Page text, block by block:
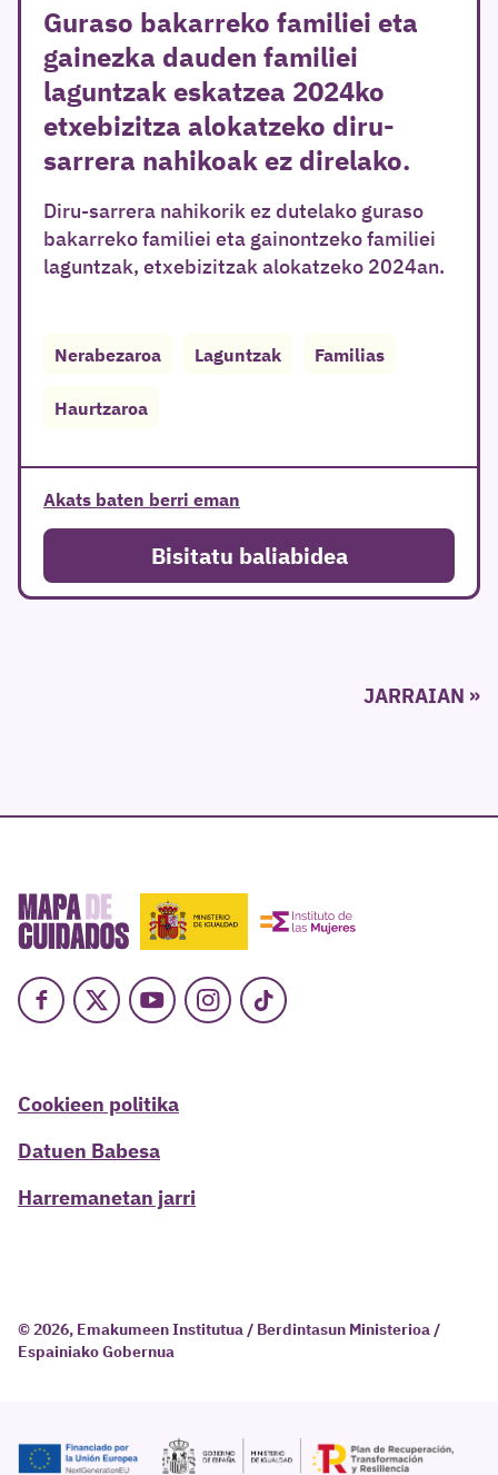
Guraso bakarreko familiei eta
gainezka dauden familiei
laguntzak eskatzea 2024ko
etxebizitza alokatzeko diru-
sarrera nahikoak ez direlako.
Diru-sarrera nahikorik ez dutelako guraso
bakarreko familiei eta gainontzeko familiei
laguntzak, etxebizitzak alokatzeko 2024an.
Nerabezaroa Laguntzak Familias
Haurtzaroa
Akats baten berri eman
Bisitatu baliabidea
JARRAIAN
Facebook
X YoutubeInstagram
TikTok
Cookieen politika
Datuen Babesa
Harremanetan jarri
© 2026, Emakumeen Institutua / Berdintasun Ministerioa /
Espainiako Gobernua